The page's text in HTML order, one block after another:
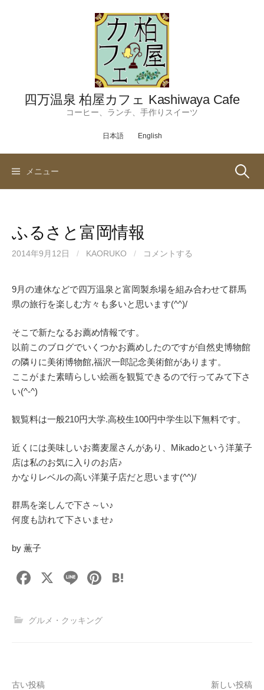
四万温泉 柏屋カフェ Kashiwaya Cafe
コーヒー、ランチ、手作りスイーツ
日本語 English
メニュー 検
ふるさと富岡情報
2014年9月12日 / KAORUKO / コメントする
9月の連休などで四万温泉と富岡製糸場を組み合わせて群馬
県の旅行を楽しむ方々も多いと思います(^^)/
そこで新たなるお薦め情報です。
以前このブログでいくつかお薦めしたのですが自然史博物館
の隣りに美術博物館,福沢一郎記念美術館があります。
ここがまた素晴らしい絵画を観覧できるので行ってみて下さ
い(^-^)
観覧料は一般210円大学.高校生100円中学生以下無料です。
近くには美味しいお蕎麦屋さんがあり、Mikadoという洋菓子
店は私のお気に入りのお店♪
かなりレベルの高い洋菓子店だと思います(^^)/
群馬を楽しんで下さ～い♪
何度も訪れて下さいませ♪
by 薫子
F
c
X
Li
e
Pi
グルメ・クッキング
古い投稿 新しい投稿